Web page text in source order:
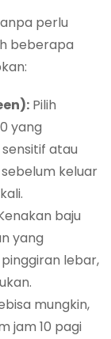
perlu
beberapa
Pilih
yang
atau
keluar
baju
yang
lebar,
mungkin,
jam 10 pagi